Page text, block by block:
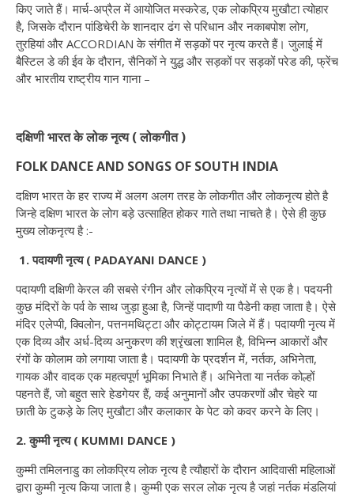
किए जाते हैं। मार्च-अप्रैल में आयोजित मस्करेड, एक लोकप्रिय मुखौटा त्योहार
है, जिसके दौरान पांडिचेरी के शानदार ढंग से परिधान और नकाबपोश लोग,
तुरहियां और ACCORDIAN के संगीत में सड़कों पर नृत्य करते हैं। जुलाई में
बैस्टिल डे की ईव के दौरान, सैनिकों ने युद्ध और सड़कों पर सड़कों परेड की, फ्रेंच
और भारतीय राष्ट्रीय गान गाना –
दक्षिणी भारत के लोक नृत्य ( लोकगीत )
FOLK DANCE AND SONGS OF SOUTH INDIA
दक्षिण भारत के हर राज्य में अलग अलग तरह के लोकगीत और लोकनृत्य होते है
जिन्हे दक्षिण भारत के लोग बड़े उत्साहित होकर गाते तथा नाचते है। ऐसे ही कुछ
मुख्य लोकनृत्य है :-
1. पदायणी नृत्य ( PADAYANI DANCE )
पदायणी दक्षिणी केरल की सबसे रंगीन और लोकप्रिय नृत्यों में से एक है। पदयनी
कुछ मंदिरों के पर्व के साथ जुड़ा हुआ है, जिन्हें पादाणी या पैडेनी कहा जाता है। ऐसे
मंदिर एलेप्पी, क्विलोन, पत्तनमथिट्टा और कोट्टायम जिले में हैं। पदायणी नृत्य में
एक दिव्य और अर्ध-दिव्य अनुकरण की श्रृंखला शामिल है, विभिन्न आकारों और
रंगों के कोलाम को लगाया जाता है। पदायणी के प्रदर्शन में, नर्तक, अभिनेता,
गायक और वादक एक महत्वपूर्ण भूमिका निभाते हैं। अभिनेता या नर्तक कोल्हों
पहनते हैं, जो बहुत सारे हेडगेयर हैं, कई अनुमानों और उपकरणों और चेहरे या
छाती के टुकड़े के लिए मुखौटा और कलाकार के पेट को कवर करने के लिए।
2. कुम्मी नृत्य ( KUMMI DANCE )
कुम्मी तमिलनाडु का लोकप्रिय लोक नृत्य है त्यौहारों के दौरान आदिवासी महिलाओं
द्वारा कुम्मी नृत्य किया जाता है। कुम्मी एक सरल लोक नृत्य है जहां नर्तक मंडलियां